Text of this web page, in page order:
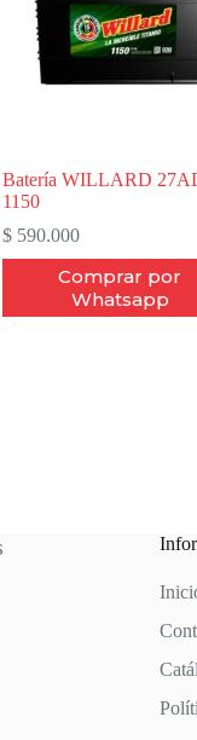
Batería WILLARD
1150
$ 590.000
Comprar por
Whatsapp